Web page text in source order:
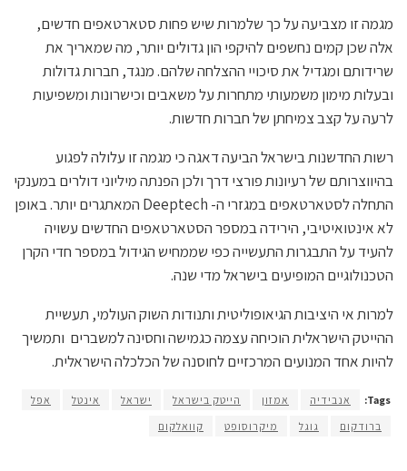
מגמה זו מצביעה על כך שלמרות שיש פחות סטארטאפים חדשים,
אלה שכן קמים נחשפים להיקפי הון גדולים יותר, מה שמאריך את
שרידותם ומגדיל את סיכויי ההצלחה שלהם. מנגד, חברות גדולות
ובעלות מימון משמעותי מתחרות על משאבים וכישרונות ומשפיעות
לרעה על קצב צמיחתן של חברות חדשות.
רשות החדשנות בישראל הביעה דאגה כי מגמה זו עלולה לפגוע
בהיווצרותם של רעיונות פורצי דרך ולכן הפנתה מיליוני דולרים במענקי
התחלה לסטארטאפים במגזרי ה- Deeptech המאתגרים יותר. באופן
לא אינטואיטיבי, הירידה במספר הסטארטאפים החדשים עשויה
להעיד על התבגרות התעשייה כפי שממחיש הגידול במספר חדי הקרן
הטכנולוגיים המופיעים בישראל מדי שנה.
למרות אי היציבות הגיאופוליטית ותנודות השוק העולמי, תעשיית
ההייטק הישראלית הוכיחה עצמה כגמישה וחסינה למשברים ותמשיך
להיות אחד המנועים המרכזיים לחוסנה של הכלכלה הישראלית.
Tags: אנבידיה אמזון הייטק בישראל ישראל אינטל
אפל
ברודקום
גוגל מיקרוסופט קוואלקום